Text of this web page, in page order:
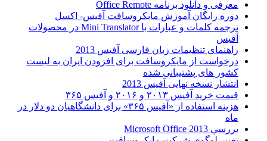
معرفی و دانلود برنامه Office Remote
دوره رایگان آموزش مایکروسافت آفیس- اکسل
ترجمه کلمات و عبارات با Mini Translator در محصولات
آفیس
راهنمای تنظیمات زبان فارسی آفیس 2013
درخواست از مایکروسافت برای افزودن ایران به لیست
کشور های پشتیبانی شده
انتشار نسخه نهایی آفیس 2013
قیمت خرید آفیس ۲۰۱۳ و ۲۰۱۶ و آفیس ۳۶۵
هزینه استفاده از «آفیس ۳۶۵» برای دانشگاهیان دو دلار در
ماه
بررسي Microsoft Office 2013